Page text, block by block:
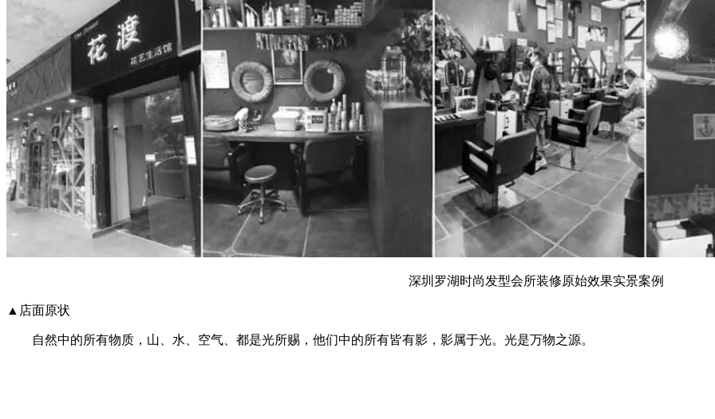
深圳罗湖时尚发型会所装修原始效果实景案例
▲店面原状
自然中的所有物质，山、水、空气、都是光所赐，他们中的所有皆有影，影属于光。光是万物之源。